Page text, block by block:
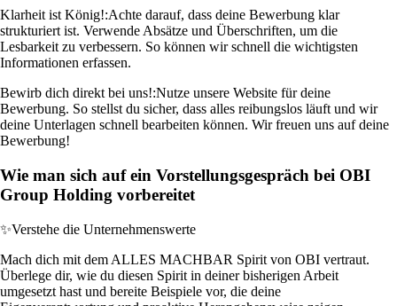
Klarheit ist König!:Achte darauf, dass deine Bewerbung klar
strukturiert ist. Verwende Absätze und Überschriften, um die
Lesbarkeit zu verbessern. So können wir schnell die wichtigsten
Informationen erfassen.
Bewirb dich direkt bei uns!:Nutze unsere Website für deine
Bewerbung. So stellst du sicher, dass alles reibungslos läuft und wir
deine Unterlagen schnell bearbeiten können. Wir freuen uns auf deine
Bewerbung!
Wie man sich auf ein Vorstellungsgespräch bei OBI
Group Holding vorbereitet
✨Verstehe die Unternehmenswerte
Mach dich mit dem ALLES MACHBAR Spirit von OBI vertraut.
Überlege dir, wie du diesen Spirit in deiner bisherigen Arbeit
umgesetzt hast und bereite Beispiele vor, die deine